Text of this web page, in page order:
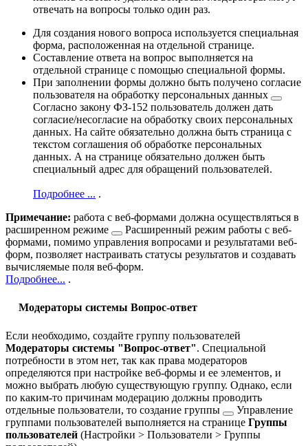
отвечать на вопросы только один раз.
Для создания нового вопроса используется специальная
форма, расположенная на отдельной странице.
Составление ответа на вопрос выполняется на
отдельной странице с помощью специальной формы.
При заполнении формы должно быть получено согласие
пользователя на обработку персональных данных
Согласно закону ФЗ-152 пользователь должен дать
согласие/несогласие на обработку своих персональных
данных. На сайте обязательно должна быть страница с
текстом соглашения об обработке персональных
данных. А на странице обязательно должен быть
специальный адрес для обращений пользователей.
Подробнее ... .
Примечание: работа с веб-формами должна осуществляться в
расширенном режиме
Расширенный режим работы с веб-
формами, помимо управления вопросами и результатами веб-
форм, позволяет настраивать статусы результатов и создавать
вычисляемые поля веб-форм.
Подробнее... .
Модераторы системы Вопрос-ответ
Если необходимо, создайте группу пользователей
Модераторы системы "Вопрос-ответ". Специальной
потребности в этом нет, так как права модераторов
определяются при настройке веб-формы и ее элементов, и
можно выбрать любую существующую группу. Однако, если
по каким-то причинам модерацию должны проводить
отдельные пользователи, то создание группы
Управление
группами пользователей выполняется на странице Группы
пользователей (Настройки > Пользователи > Группы